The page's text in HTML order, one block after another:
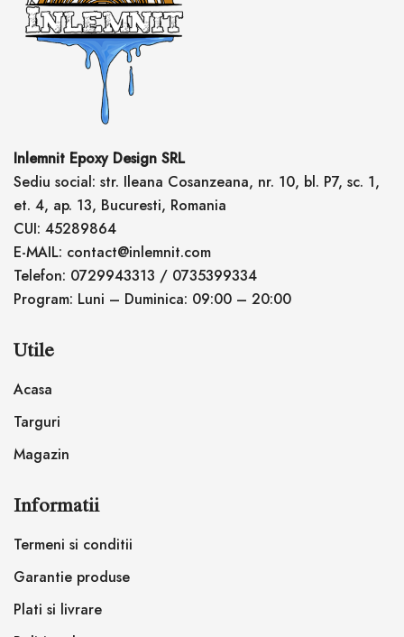
Inlemnit Epoxy Design SRL
Sediu social: str. Ileana Cosanzeana, nr. 10, bl. P7, sc. 1,
et. 4, ap. 13, Bucuresti, Romania
CUI: 45289864
E-MAIL: contact@inlemnit.com
Telefon: 0729943313 / 0735399334
Program: Luni – Duminica: 09:00 – 20:00
Utile
Acasa
Targuri
Magazin
Informatii
Termeni si conditii
Garantie produse
Plati si livrare